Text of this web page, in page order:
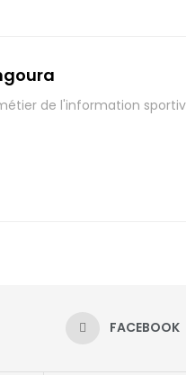
de l'information
FACEBOOK